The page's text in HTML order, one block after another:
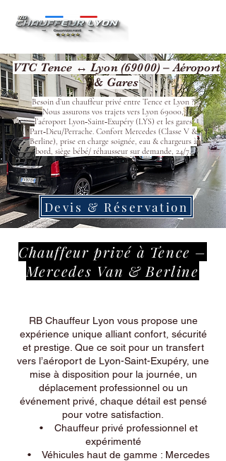
VTC Tence ↔ Lyon (69000) – Aéroport
& Gares
Besoin d’un chauffeur privé entre Tence et Lyon ?
Nous assurons vos trajets vers Lyon 69000,
l’aéroport Lyon‑Saint‑Exupéry (LYS) et les gares
Part‑Dieu/Perrache. Confort Mercedes (Classe V &
Berline), prise en charge soignée, eau & chargeurs à
bord, siège bébé/ réhausseur sur demande, 24/7.
Devis & Réservation
Chauffeur privé à Tence –
Mercedes Van & Berline
RB Chauffeur Lyon vous propose une
expérience unique alliant confort, sécurité
et prestige. Que ce soit pour un transfert
vers l’aéroport de Lyon-Saint-Exupéry, une
mise à disposition pour la journée, un
déplacement professionnel ou un
événement privé, chaque détail est pensé
pour votre satisfaction.
• Chauffeur privé professionnel et
expérimenté
• Véhicules haut de gamme : Mercedes